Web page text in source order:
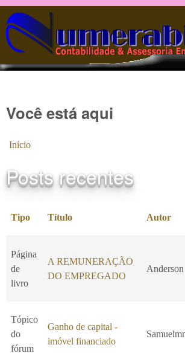
Pular para o conteúdo
Você está aqui
Início
Posts recentes
Tipo Título Autor
Página
de
livro
A REMUNERAÇÃO
DO EMPREGADO
Anderson
Tópico
do
fórum
Ganho de capital -
imóvel financiado